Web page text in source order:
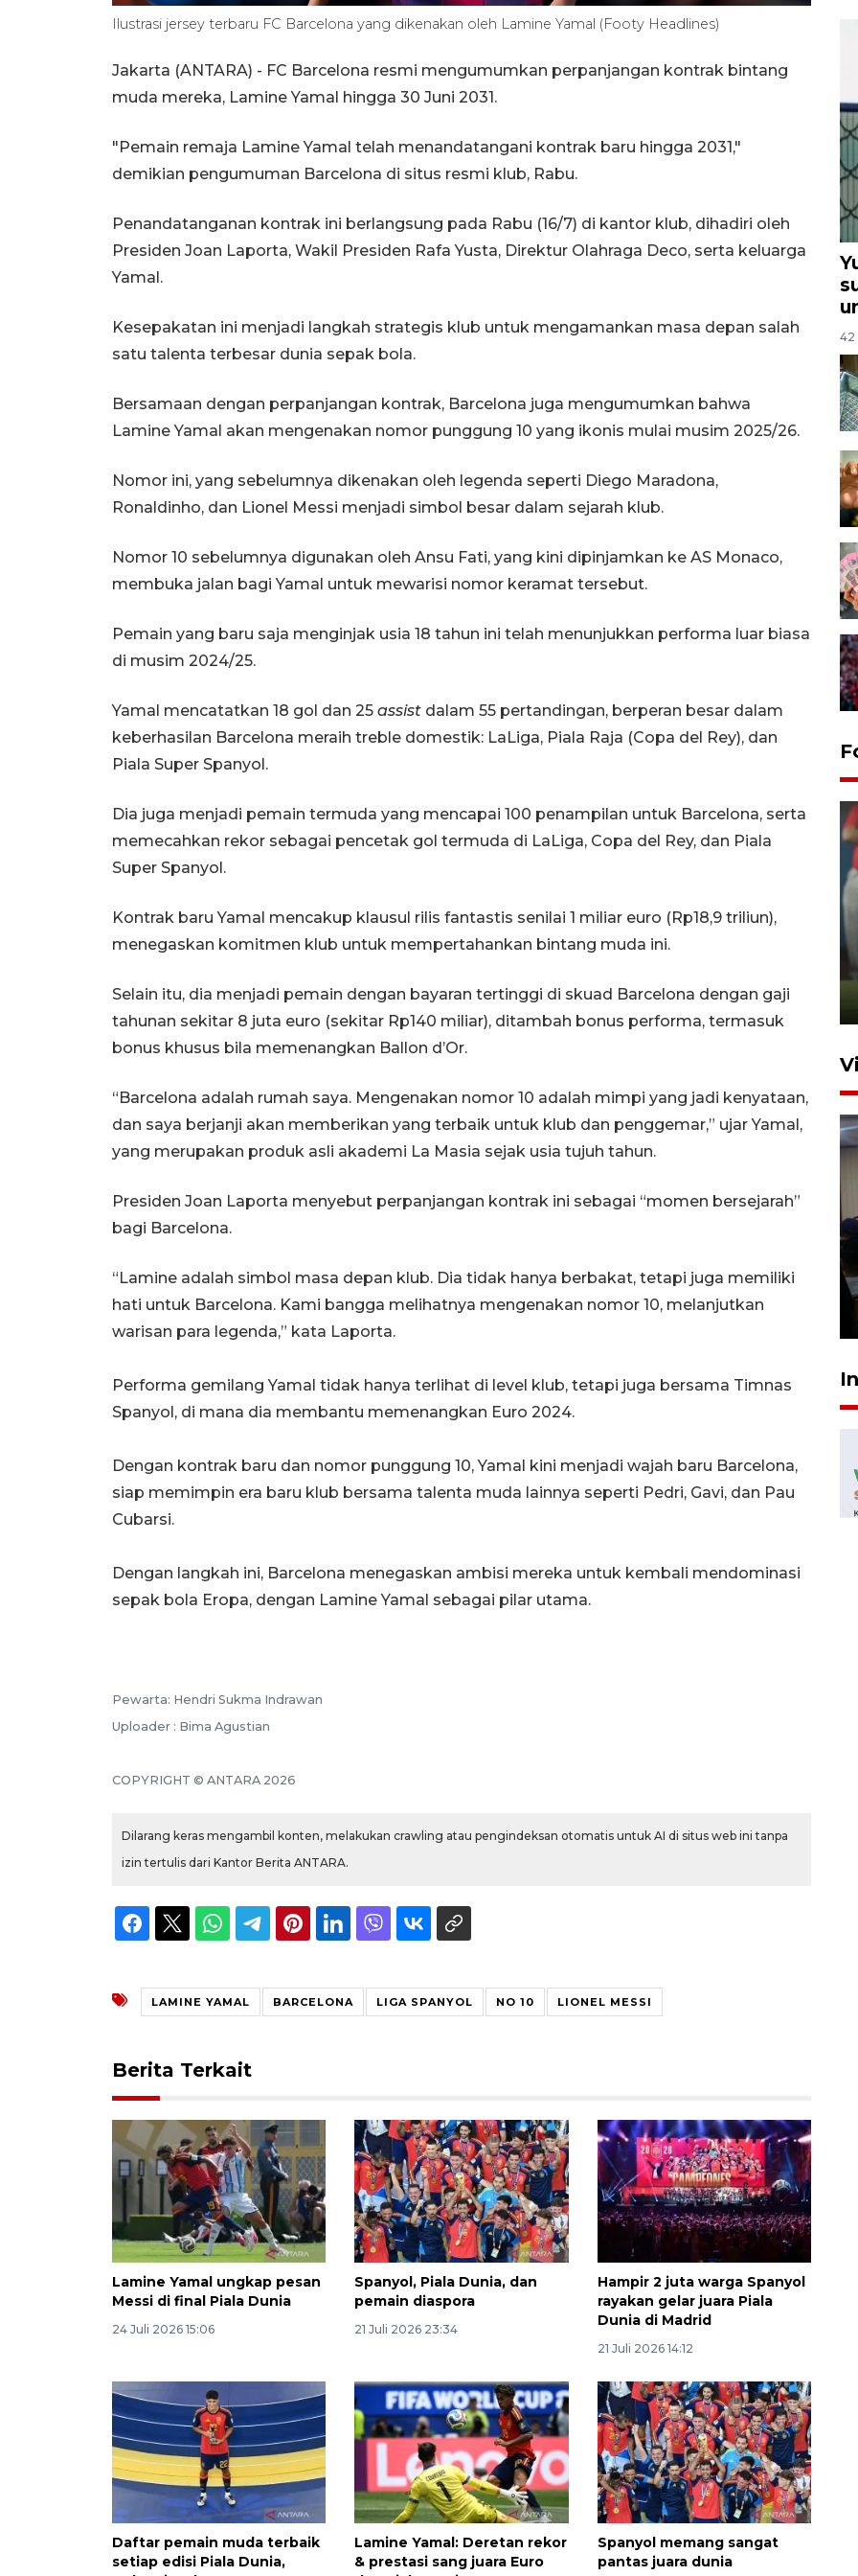
Ilustrasi jersey terbaru FC Barcelona yang dikenakan oleh Lamine Yamal (Footy Headlines)
Jakarta (ANTARA) - FC Barcelona resmi mengumumkan perpanjangan kontrak bintang
muda mereka, Lamine Yamal hingga 30 Juni 2031.
"Pemain remaja Lamine Yamal telah menandatangani kontrak baru hingga 2031,"
demikian pengumuman Barcelona di situs resmi klub, Rabu.
Penandatanganan kontrak ini berlangsung pada Rabu (16/7) di kantor klub, dihadiri oleh
Presiden Joan Laporta, Wakil Presiden Rafa Yusta, Direktur Olahraga Deco, serta keluarga
Yamal.
Kesepakatan ini menjadi langkah strategis klub untuk mengamankan masa depan salah
satu talenta terbesar dunia sepak bola.
Bersamaan dengan perpanjangan kontrak, Barcelona juga mengumumkan bahwa
Lamine Yamal akan mengenakan nomor punggung 10 yang ikonis mulai musim 2025/26.
Nomor ini, yang sebelumnya dikenakan oleh legenda seperti Diego Maradona,
Ronaldinho, dan Lionel Messi menjadi simbol besar dalam sejarah klub.
Nomor 10 sebelumnya digunakan oleh Ansu Fati, yang kini dipinjamkan ke AS Monaco,
membuka jalan bagi Yamal untuk mewarisi nomor keramat tersebut.
Pemain yang baru saja menginjak usia 18 tahun ini telah menunjukkan performa luar biasa
di musim 2024/25.
Yamal mencatatkan 18 gol dan 25 assist dalam 55 pertandingan, berperan besar dalam
keberhasilan Barcelona meraih treble domestik: LaLiga, Piala Raja (Copa del Rey), dan
Piala Super Spanyol.
Dia juga menjadi pemain termuda yang mencapai 100 penampilan untuk Barcelona, serta
memecahkan rekor sebagai pencetak gol termuda di LaLiga, Copa del Rey, dan Piala
Super Spanyol.
Kontrak baru Yamal mencakup klausul rilis fantastis senilai 1 miliar euro (Rp18,9 triliun),
menegaskan komitmen klub untuk mempertahankan bintang muda ini.
Selain itu, dia menjadi pemain dengan bayaran tertinggi di skuad Barcelona dengan gaji
tahunan sekitar 8 juta euro (sekitar Rp140 miliar), ditambah bonus performa, termasuk
bonus khusus bila memenangkan Ballon d’Or.
“Barcelona adalah rumah saya. Mengenakan nomor 10 adalah mimpi yang jadi kenyataan,
dan saya berjanji akan memberikan yang terbaik untuk klub dan penggemar,” ujar Yamal,
yang merupakan produk asli akademi La Masia sejak usia tujuh tahun.
Presiden Joan Laporta menyebut perpanjangan kontrak ini sebagai “momen bersejarah”
bagi Barcelona.
“Lamine adalah simbol masa depan klub. Dia tidak hanya berbakat, tetapi juga memiliki
hati untuk Barcelona. Kami bangga melihatnya mengenakan nomor 10, melanjutkan
warisan para legenda,” kata Laporta.
Performa gemilang Yamal tidak hanya terlihat di level klub, tetapi juga bersama Timnas
Spanyol, di mana dia membantu memenangkan Euro 2024.
Dengan kontrak baru dan nomor punggung 10, Yamal kini menjadi wajah baru Barcelona,
siap memimpin era baru klub bersama talenta muda lainnya seperti Pedri, Gavi, dan Pau
Cubarsi.
Dengan langkah ini, Barcelona menegaskan ambisi mereka untuk kembali mendominasi
sepak bola Eropa, dengan Lamine Yamal sebagai pilar utama.
Pewarta: Hendri Sukma Indrawan
Uploader : Bima Agustian
COPYRIGHT © ANTARA 2026
Dilarang keras mengambil konten, melakukan crawling atau pengindeksan otomatis untuk AI di situs web ini tanpa
izin tertulis dari Kantor Berita ANTARA.
LAMINE YAMAL BARCELONA LIGA SPANYOL NO 10 LIONEL MESSI
Berita Terkait
Lamine Yamal ungkap pesan
Messi di final Piala Dunia
24 Juli 2026 15:06
Spanyol, Piala Dunia, dan
pemain diaspora
21 Juli 2026 23:34
Hampir 2 juta warga Spanyol
rayakan gelar juara Piala
Dunia di Madrid
21 Juli 2026 14:12
Daftar pemain muda terbaik
setiap edisi Piala Dunia,
Lamine Yamal: Deretan rekor
& prestasi sang juara Euro
Spanyol memang sangat
pantas juara dunia
42
ANTARA Babel-Kanwil
KemenHAM Babel Jalin Kerja
22 Juni 2026 16:35
peracikan kopi dukung
industri lokal
29 Juli 2026 16:59
musim kemarau
2026-08-05 12:00:00